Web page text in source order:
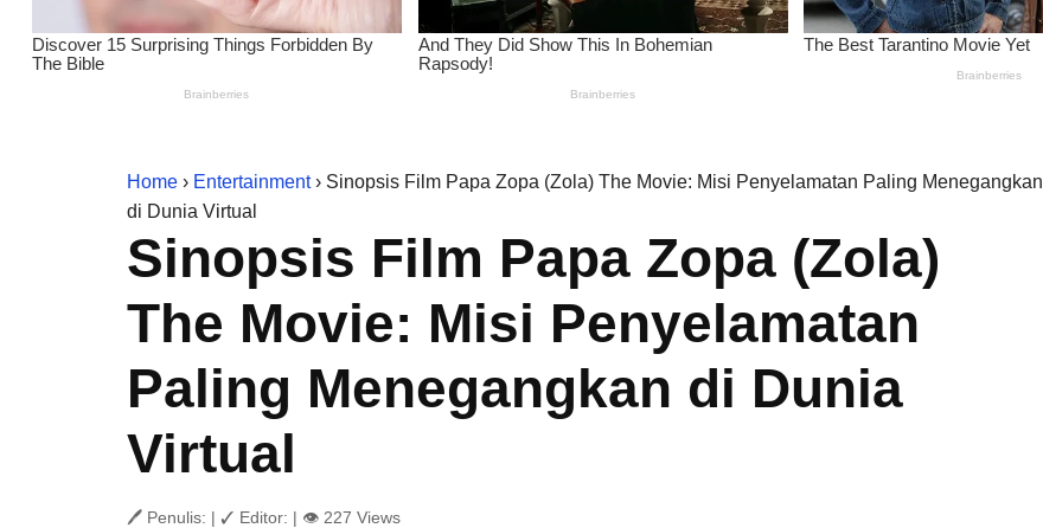
Home › Entertainment› Sinopsis Film Papa Zopa (Zola) The Movie: Misi Penyelamatan Paling Menegangkan
di Dunia Virtual
Sinopsis Film Papa Zopa (Zola)
The Movie: Misi Penyelamatan
Paling Menegangkan di Dunia
Virtual
🖊 Penulis: | ✓ Editor: | 👁 227 Views